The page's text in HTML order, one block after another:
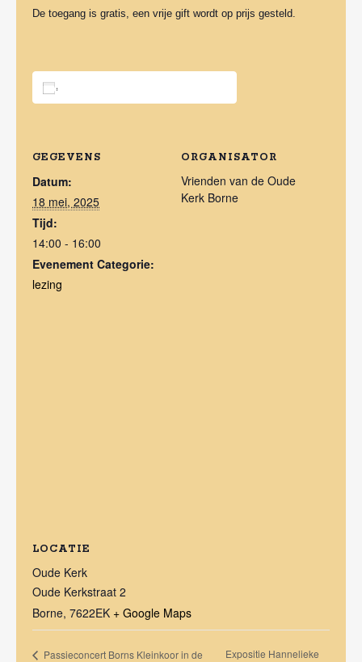
De toegang is gratis, een vrije gift wordt op prijs gesteld.
GEGEVENS
Datum:
18 mei, 2025
Tijd:
14:00 - 16:00
Evenement Categorie:
lezing
ORGANISATOR
Vrienden van de Oude
Kerk Borne
LOCATIE
Oude Kerk
Oude Kerkstraat 2
Borne, 7622EK + Google Maps
Passieconcert Borns Kleinkoor in de
Expositie Hannelieke